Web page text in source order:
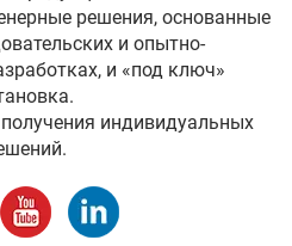
решения, основанные
и опытно-
и «под ключ»
индивидуальных